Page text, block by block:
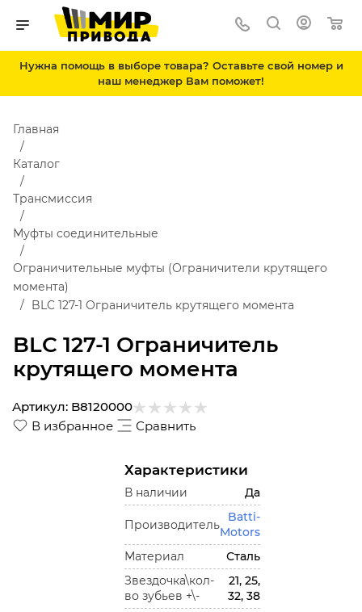
Нужна помощь в выборе товара? Оставьте свой номер и
наш менеджер Вам поможет!
BLC 127-1 Ограничитель
крутящего момента
Главная
Каталог
Трансмиссия
Муфты соединительные
Ограничительные муфты (Ограничители крутящего
момента)
BLC 127-1 Ограничитель крутящего момента
В избранное Сравнить
Артикул: B8120000
Характеристики
В наличии Да
Производитель
Batti-
Motors
Материал
Сталь
Звездочка\кол-
во зубьев +\-
21, 25,
32, 38